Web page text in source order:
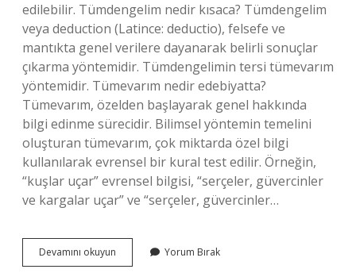
edilebilir. Tümdengelim nedir kısaca? Tümdengelim
veya deduction (Latince: deductio), felsefe ve
mantıkta genel verilere dayanarak belirli sonuçlar
çıkarma yöntemidir. Tümdengelimin tersi tümevarım
yöntemidir. Tümevarım nedir edebiyatta?
Tümevarım, özelden başlayarak genel hakkında
bilgi edinme sürecidir. Bilimsel yöntemin temelini
oluşturan tümevarım, çok miktarda özel bilgi
kullanılarak evrensel bir kural test edilir. Örneğin,
“kuşlar uçar” evrensel bilgisi, “serçeler, güvercinler
ve kargalar uçar” ve “serçeler, güvercinler…
Devamını okuyun Tümevarım
Nedir
Yorum Bırak